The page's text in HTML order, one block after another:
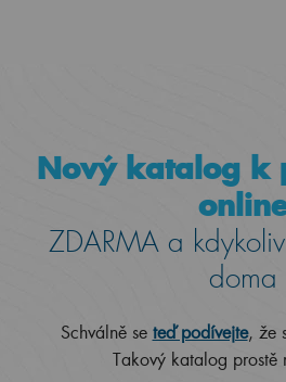
Nový katalog k
ZDARMA a
doma
Schválně se teď podívejte, že
Takový katalog prostě